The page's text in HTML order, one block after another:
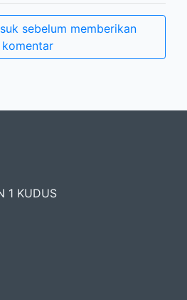
sebelum memberikan
komentar
1 KUDUS